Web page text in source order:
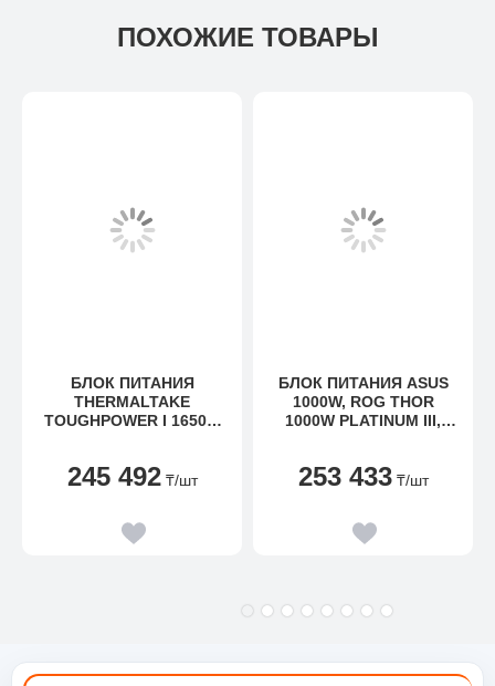
ПОХОЖИЕ ТОВАРЫ
БЛОК ПИТАНИЯ
THERMALTAKE
TOUGHPOWER I 1650W
245 492 ₸/шт
БЛОК ПИТАНИЯ ASUS
1000W, ROG THOR
1000W PLATINUM III,
253 433 ₸/шт